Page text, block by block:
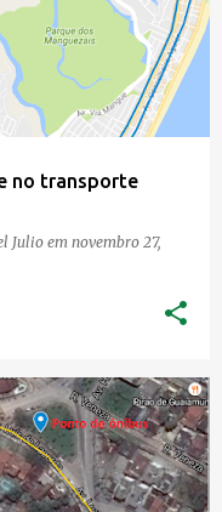
no transporte
Julioem novembro 27,